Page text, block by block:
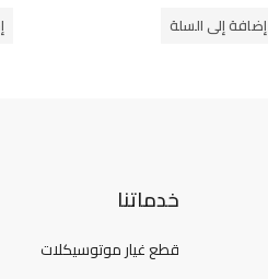
إضافة إلى السلة
خدماتنا
قطع غيار موتوسيكلات